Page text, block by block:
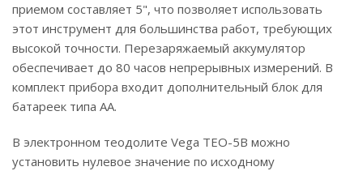
приемом составляет 5", что позволяет использовать
этот инструмент для большинства работ, требующих
высокой точности. Перезаряжаемый аккумулятор
обеспечивает до 80 часов непрерывных измерений. В
комплект прибора входит дополнительный блок для
батареек типа АА.
В электронном теодолите Vega TEO-5B можно
установить нулевое значение по исходному